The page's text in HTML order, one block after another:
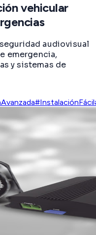
vehicular
audiovisual
emergencia,
y sistemas de
#InstalaciónFácil